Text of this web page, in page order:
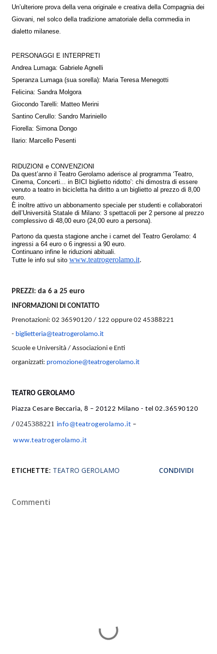
Un’ulteriore prova della vena originale e creativa della Compagnia dei
Giovani, nel solco della tradizione amatoriale della commedia in
dialetto milanese.
PERSONAGGI E INTERPRETI
Andrea Lumaga: Gabriele Agnelli
Speranza Lumaga (sua sorella): Maria Teresa Menegotti
Felicina: Sandra Molgora
Giocondo Tarelli: Matteo Merini
Santino Cerullo: Sandro Mariniello
Fiorella: Simona Dongo
Ilario: Marcello Pesenti
RIDUZIONI e CONVENZIONI
Da quest’anno il Teatro Gerolamo aderisce al programma ‘Teatro,
Cinema, Concerti... in BICI biglietto ridotto’: chi dimostra di essere
venuto a teatro in bicicletta ha diritto a un biglietto al prezzo di 8,00
euro.
È inoltre attivo un abbonamento speciale per studenti e collaboratori
dell’Università Statale di Milano: 3 spettacoli per 2 persone al prezzo
complessivo di 48,00 euro (24,00 euro a persona).
Partono da questa stagione anche i carnet del Teatro Gerolamo: 4
ingressi a 64 euro o 6 ingressi a 90 euro.
Continuano infine le riduzioni abituali.
Tutte le info sul sito www.teatrogerolamo.it.
PREZZI: da 6 a 25 euro
INFORMAZIONI DI CONTATTO
Prenotazioni: 02 36590120 / 122 oppure 02 45388221
- biglietteria@teatrogerolamo.it
Scuole e Università / Associazioni e Enti
organizzati: promozione@teatrogerolamo.it
TEATRO GEROLAMO
Piazza Cesare Beccaria, 8 – 20122 Milano - tel 02.36590120
/ 0245388221 info@teatrogerolamo.it –
www.teatrogerolamo.it
ETICHETTE: TEATRO GEROLAMO CONDIVIDI
Commenti